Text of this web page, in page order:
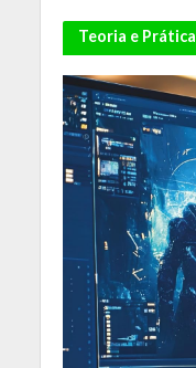
Teoria e Prática